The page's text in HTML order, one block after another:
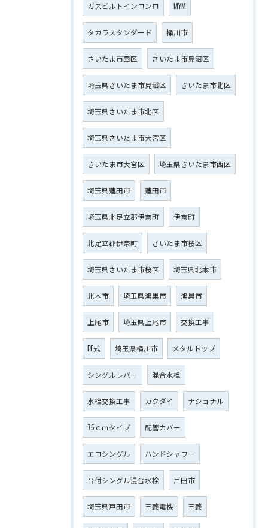
ガスビルトインコンロ MYM
タカラスタンダード 桶川市
さいたま市西区 さいたま市見沼区
埼玉県さいたま市見沼区 さいたま市北区
埼玉県さいたま市北区
埼玉県さいたま市大宮区
さいたま市大宮区 埼玉県さいたま市西区
埼玉県蓮田市 蓮田市
埼玉県北足立郡伊奈町 伊奈町
北足立郡伊奈町 さいたま市桜区
埼玉県さいたま市桜区 埼玉県北本市
北本市 埼玉県鴻巣市 鴻巣市
上尾市 埼玉県上尾市 交換工事
FF式 埼玉県桶川市 メタルトップ
シングルレバー 混合水栓
水栓交換工事 カクダイ ナショナル
75ｃｍタイプ 配管カバー
エコシングル ハンドシャワー
台付シングル混合水栓 戸田市
埼玉県戸田市 三菱電機 三菱